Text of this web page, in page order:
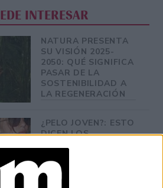
INTERESAR
NATURA PRESENTA
SU VISIÓN 2025-
2050: QUÉ SIGNIFICA
PASAR DE LA
SOSTENIBILIDAD A
LA REGENERACIÓN
¿PELO JOVEN?: ESTO
DICEN LOS